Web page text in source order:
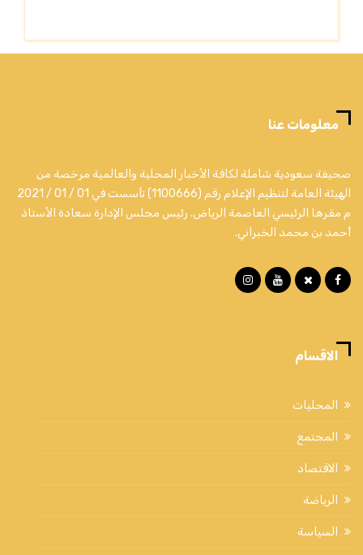
معلومات عنا
صحيفة سعودية شاملة لكافة الأخبار المحلية والعالمية مرخصة من
الهيئة العامة لتنظيم الإعلام رقم (1100666) تأسست في 01 / 01 / 2021
م مقرها الرئيسي العاصمة الرياض. رئيس مجلس الإدارة سعادة الأستاذ
أحمد بن محمد الخبراني.
الاقسام
المحليات
المجتمع
الاقتصاد
الرياضة
السياسة